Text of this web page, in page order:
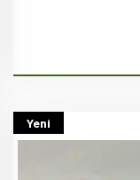
Yeni